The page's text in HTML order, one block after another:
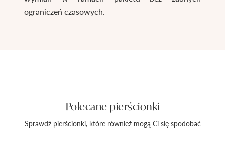
ograniczeń czasowych.
Polecane pierścionki
Sprawdź pierścionki, które również mogą Ci się spodobać